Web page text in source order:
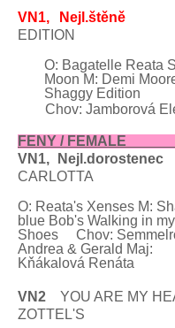
VN1, Nejl.štěně
EDITION
O: Bagatelle Reata
Moon M: Demi
Shaggy
Chov: Jamborová
FENY / FEMALE
VN1, Nejl.dorostenec
CARLOTTA
O: Reata's Xenses M:
blue Bob's Walking in my
Shoes Chov:
Andrea & Gerald Maj:
Kňákalová Renáta
VN2 YOU ARE MY
ZOTTEL'S